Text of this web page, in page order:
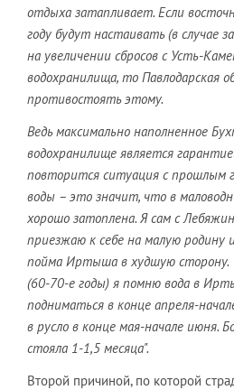
отдыха затапливает. Если
году будут настаивать (в случае
на увеличении сбросов с Усть-
водохранилища, то Павлодарская
противостоять этому.
Ведь максимально наполненное
водохранилище является
повторится ситуация с прошлым
воды – это значит, что в
хорошо затоплена. Я сам с
приезжаю к себе на малую родину
пойма Иртыша в худшую
(60-70-е годы) я помню вода в
подниматься в конце апреля-
в русло в конце мая-начале июня.
стояла 1-1,5 месяца".
Второй причиной, по которой